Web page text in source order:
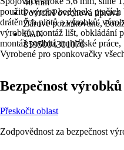
40 mm
Povrch/Povrchová úprava
Žárově pozinkované,
EAN
8595004301076
použití: výroba bedýnek,
drátěných plotů a výrobků,
výrobků, montáž lišt, obkládání
montáž podbití, truhlářské
Vyrobené pro sponkovačky
Bezpečnost výrobků
Přeskočit oblast
Zodpovědnost za bezpečnost